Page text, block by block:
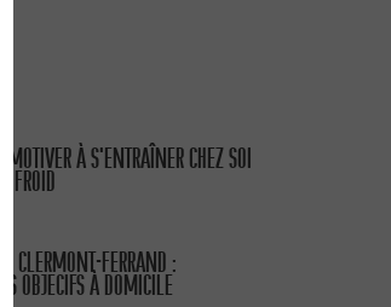
MOTIVER À S’ENTRAÎNER CHEZ SOI
FROID
01/26
CLERMONT-FERRAND :
OBJECIFS À DOMICILE